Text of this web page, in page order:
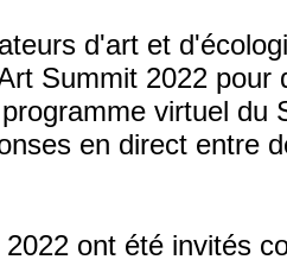
d'art et
Summit 2022
virtuel du
en direct entre
ont été invités